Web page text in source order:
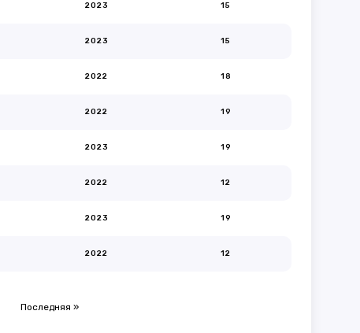
2023 15
2023 15
2022 18
2022 19
2023 19
2022 12
2023 19
2022 12
Последняя »